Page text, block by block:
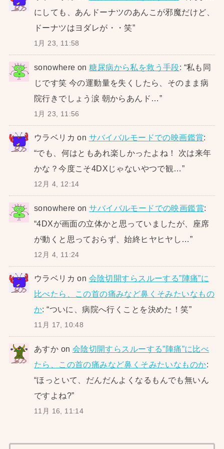
にしても、あんドーナツのあんこが邪魔だけど、
ドーナツはヨダレが・・笑”
1月 23, 11:58
sonowhere on糖尿病から私を救う手段: “私も同
じです笑 今の運動量を失くしたら、そのまま病
院行きでしょう涙 朝からあんド…”
1月 23, 11:56
ウラベリカ on サバイバルモードでの映画鑑賞:
“でも、何はともあれ楽しかったよね！ 次は来年
かな？今度こそ4DXじゃないやつで観…”
12月 4, 12:14
sonowhere onサバイバルモードでの映画鑑賞:
“4DXが画面の立体かと思っていましたが、座席
が動くと思っておらず、始終ヒヤヒヤし…”
12月 4, 11:24
ウラベリカ on 会陰切開すらスルーする”陣痛”に
比べたら、この首の痛みなど鼻くそみたいなもの
か: “ついに、病院へ行くことを決めた！笑”
11月 17, 10:48
あすか on 会陰切開すらスルーする”陣痛”に比べ
たら、この首の痛みなど鼻くそみたいなものか:
“ほっといて、だんだんよくなるもんでも無いん
ですよね?”
11月 16, 11:14